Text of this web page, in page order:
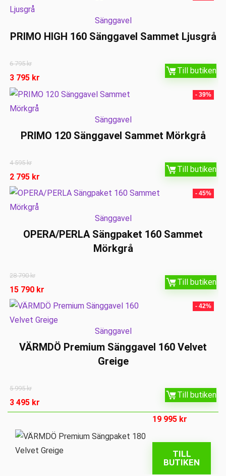
Sänggavel
PRIMO HIGH 160 Sänggavel Sammet Ljusgrå
6 795kr
3 795 kr
Till butiken
- 39%
Sänggavel
PRIMO 120 Sänggavel Sammet Mörkgrå
4 595kr
2 795 kr
Till butiken
- 45%
Sänggavel
OPERA/PERLA Sängpaket 160 Sammet
Mörkgrå
28 790kr
15 790 kr
Till butiken
- 42%
Sänggavel
VÄRMDÖ Premium Sänggavel 160 Velvet
Greige
5 995kr
3 495 kr
Till butiken
19 995 kr
TILL
BUTIKEN